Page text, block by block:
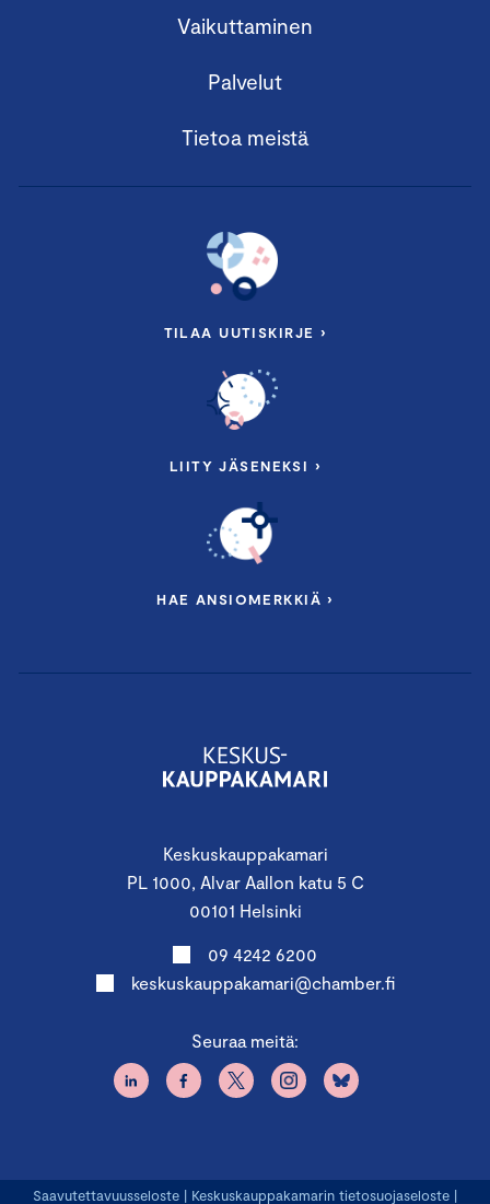
Keskuskauppakamari
PL 1000, Alvar Aallon katu 5 C
00101 Helsinki
09 4242 6200
keskuskauppakamari@chamber.fi
Seuraa meitä:
Vaikuttaminen
Palvelut
Tietoa meistä
TILAA UUTISKIRJE ›
LIITY JÄSENEKSI ›
HAE ANSIOMERKKIÄ ›
Saavutettavuusseloste | Keskuskauppakamarin tietosuojaseloste |